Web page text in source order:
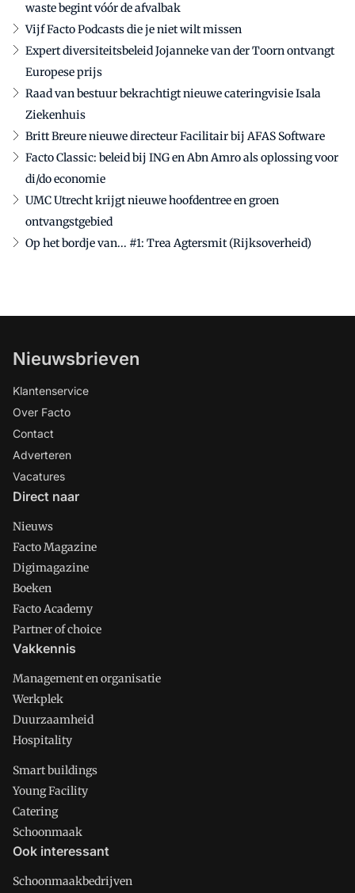
waste begint vóór de afvalbak
Vijf Facto Podcasts die je niet wilt missen
Expert diversiteitsbeleid Jojanneke van der Toorn ontvangt
Europese prijs
Raad van bestuur bekrachtigt nieuwe cateringvisie Isala
Ziekenhuis
Britt Breure nieuwe directeur Facilitair bij AFAS Software
Facto Classic: beleid bij ING en Abn Amro als oplossing voor
di/do economie
UMC Utrecht krijgt nieuwe hoofdentree en groen
ontvangstgebied
Op het bordje van... #1: Trea Agtersmit (Rijksoverheid)
Nieuwsbrieven
Klantenservice
Over Facto
Contact
Adverteren
Vacatures
Direct naar
Nieuws
Facto Magazine
Digimagazine
Boeken
Facto Academy
Partner of choice
Vakkennis
Management en organisatie
Werkplek
Duurzaamheid
Hospitality
Smart buildings
Young Facility
Catering
Schoonmaak
Ook interessant
Schoonmaakbedrijven